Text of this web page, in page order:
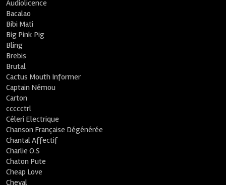
Audiolicence
Bacalao
Bibi Mati
Big Pink Pig
Bling
Brebis
Brutal
Cactus Mouth Informer
Captain Némou
Carton
ccccctrl
Céleri Electrique
Chanson Française Dégénérée
Chantal Affectif
Charlie O.S
Chaton Pute
Cheap Love
Cheval